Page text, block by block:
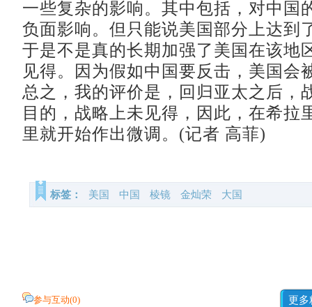
一些复杂的影响。其中包括，对中国
负面影响。但只能说美国部分上达到
于是不是真的长期加强了美国在该地
见得。因为假如中国要反击，美国会
总之，我的评价是，回归亚太之后，
目的，战略上未见得，因此，在希拉
里就开始作出微调。(记者 高菲)
标签： 美国 中国 棱镜 金灿荣 大国
参与互动(0) 更多